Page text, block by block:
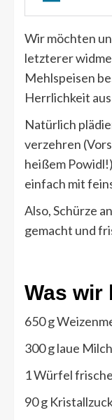
Wir möchten
letzterer
Mehlspeisen
Herrlichkeit
Natürlich
verzehren
heißem
einfach mit
Also, Schürze
gemacht und
Was wir
650 g
300 g laue
1 Würfel
90 g